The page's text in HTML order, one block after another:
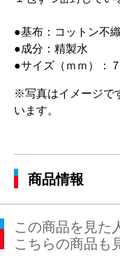
●基布：コットン不
●成分：精製水
●サイズ（ｍｍ）：
※写真はイメージで
います。
商品情報
この商品を見た
こちらの商品も